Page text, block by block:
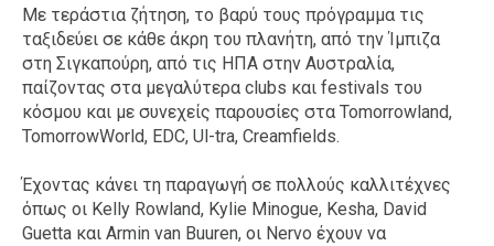
Με τεράστια ζήτηση, το βαρύ τους πρόγραμμα τις
ταξιδεύει σε κάθε άκρη του πλανήτη, από την Ίμπιζα
στη Σιγκαπούρη, από τις ΗΠΑ στην Αυστραλία,
παίζοντας στα μεγαλύτερα clubs και festivals του
κόσμου και με συνεχείς παρουσίες στα Tomorrowland,
TomorrowWorld, EDC, Ul-tra, Creamfields.
Έχοντας κάνει τη παραγωγή σε πολλούς καλλιτέχνες
όπως οι Kelly Rowland, Kylie Minogue, Kesha, David
Guetta και Armin van Buuren, οι Nervo έχουν να